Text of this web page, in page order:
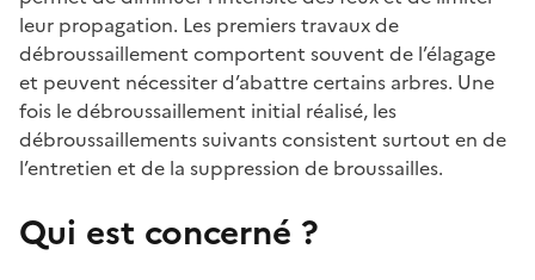
leur propagation. Les premiers travaux de
débroussaillement comportent souvent de l’élagage
et peuvent nécessiter d’abattre certains arbres. Une
fois le débroussaillement initial réalisé, les
débroussaillements suivants consistent surtout en de
l’entretien et de la suppression de broussailles.
Qui est concerné ?